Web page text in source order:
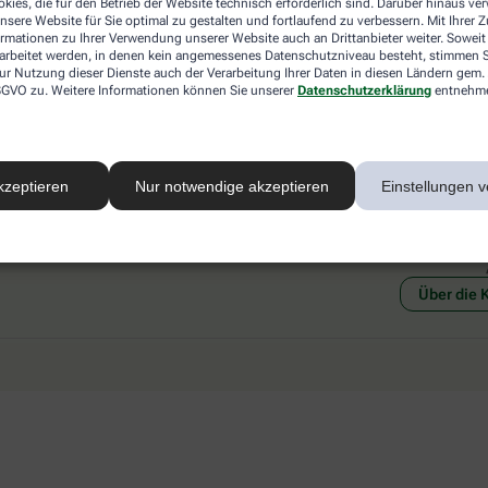
die für den Betrieb der Website technisch erforderlich sind. Darüber hinaus
Website für Sie optimal zu gestalten und fortlaufend zu verbessern. Mit Ihrer
zu Ihrer Verwendung unserer Website auch an Drittanbieter weiter. Soweit
werden, in denen kein angemessenes Datenschutzniveau besteht, stimmen
Nutzung dieser Dienste auch der Verarbeitung Ihrer Daten in diesen Ländern
zu. Weitere Informationen können Sie unserer Datenschutzerklärung
Nur notwendige akzeptieren Einstellungen
einer anderen akzeptierten
Ihrer Apotheke vor Ort.
Abholung in der Apotheke
Botendienstlieferung
Über die